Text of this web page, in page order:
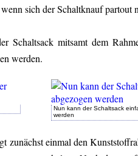
sich der Schaltknauf partout
Schaltsack mitsamt dem
werden.
Nun kann der Schaltsack
werden
zunächst einmal den